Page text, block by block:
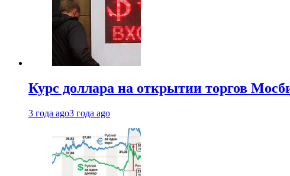
Курс доллара на открытии торгов
3 года ago3 года ago